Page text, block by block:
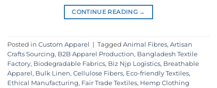
CONTINUE READING →
Posted in Custom Apparel | Tagged Animal Fibres, Artisan
Crafts Sourcing, B2B Apparel Production, Bangladesh Textile
Factory, Biodegradable Fabrics, Biz Njp Logistics, Breathable
Apparel , Bulk Linen, Cellulose Fibers, Eco-friendly Textiles,
Ethical Manufacturing, Fair Trade Textiles, Hemp Clothing